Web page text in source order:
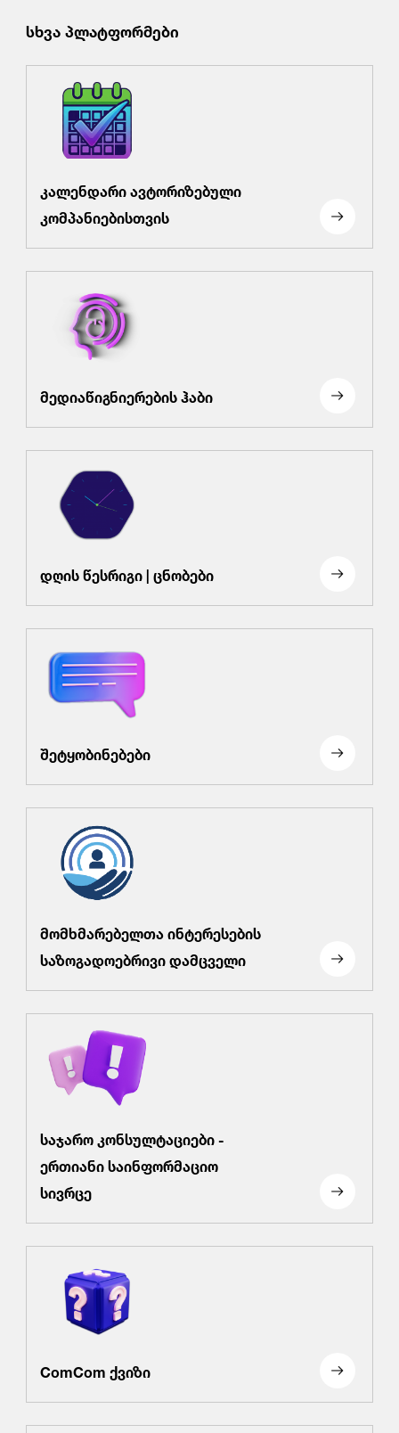
სხვა პლატფორმები
კალენდარი ავტორიზებული
კომპანიებისთვის
მედიაწიგნიერების ჰაბი
დღის წესრიგი | ცნობები
შეტყობინებები
მომხმარებელთა ინტერესების
საზოგადოებრივი დამცველი
საჯარო კონსულტაციები -
ერთიანი საინფორმაციო
სივრცე
ComCom ქვიზი